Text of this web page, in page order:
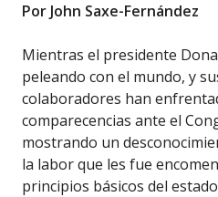
Por John Saxe-Fernández
Mientras el presidente
peleando con el mundo, y
colaboradores han
comparecencias ante el
mostrando un
la labor que les fue
principios básicos del